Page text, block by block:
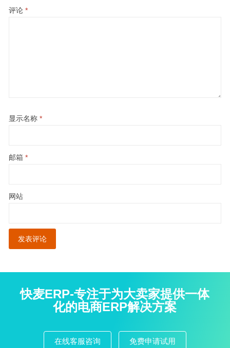
评论 *
显示名称 *
邮箱 *
网站
快麦ERP-专注于为大卖家提供一体
化的电商ERP解决方案
在线客服咨询 免费申请试用